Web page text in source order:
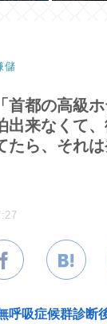
儲
首都の高級
出来なくて
たら、それ
呼吸症候群診断